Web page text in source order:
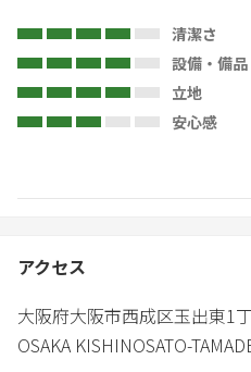
清潔さ
設備・備品
立地
安心感
アクセス
大阪府大阪市西成区玉出東1
OSAKA KISHINOSATO-